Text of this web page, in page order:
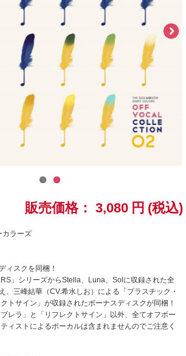
プレミアム会員とは
イン‼
スクールアイドル同好会
販売価格： 3,080 円 (税込)
カラーズ
ィスクを同梱！
」シリーズからStella、Luna、Solに収録された全
、三峰結華（CV.希水しお）による「プラスチック・
トサイン」が収録されたボーナスディスクが同梱！
レラ」と「リフレクトサイン」以外、全てオフボー
ィストによるボーカルは含まれませんのでご注意く